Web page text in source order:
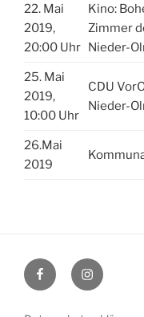
22. Mai
2019,
20:00 Uhr
Kino:
Zimmer
Nieder-
25. Mai
2019,
10:00 Uhr
CDU
Nieder-
26.Mai
2019
FacebookInstagram